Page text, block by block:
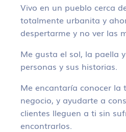
Vivo en un pueblo cerca
totalmente urbanita y
despertarme y no ver las
Me gusta el sol, la paella
personas y sus historias.
Me encantaría conocer la
negocio, y ayudarte a
clientes lleguen a ti sin
encontrarlos.